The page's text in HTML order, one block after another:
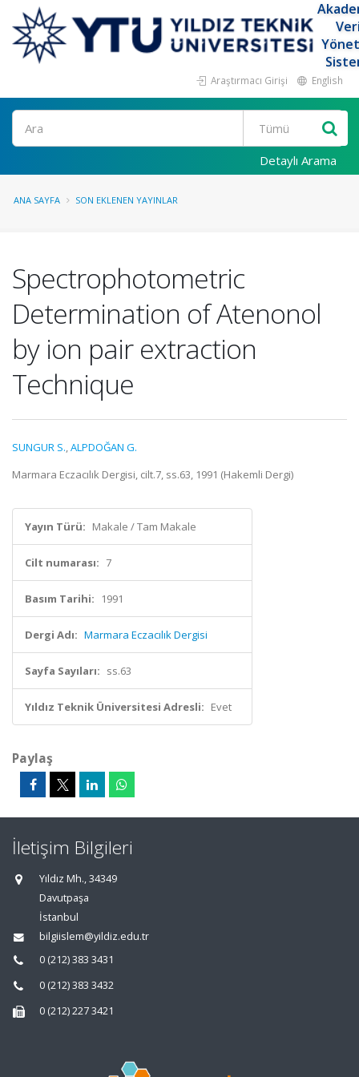
Araştırmacı Girişi English
Ara
Detaylı Arama
ANA SAYFA SON EKLENEN YAYINLAR
Spectrophotometric
Determination of Atenonol
by ion pair extraction
Technique
SUNGUR S.,ALPDOĞAN G.
Marmara Eczacılık Dergisi, cilt.7, ss.63, 1991 (Hakemli Dergi)
Yayın Türü: Makale / Tam Makale
Cilt numarası: 7
Basım Tarihi: 1991
Dergi Adı: Marmara Eczacılık Dergisi
Sayfa Sayıları: ss.63
Yıldız Teknik Üniversitesi Adresli: Evet
Paylaş
İletişim Bilgileri
Yıldız Mh., 34349
Davutpaşa
İstanbul
bilgiislem@yildiz.edu.tr
0 (212) 383 3431
0 (212) 383 3432
0 (212) 227 3421